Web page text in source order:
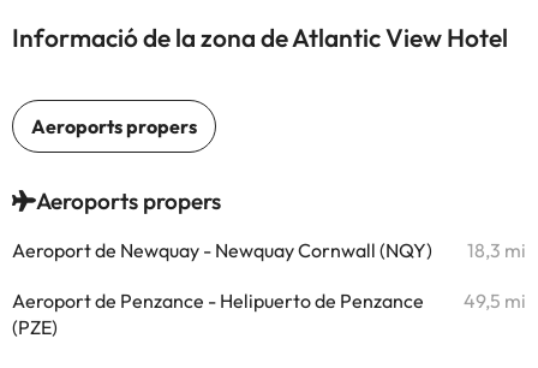
Informació de la zona de Atlantic View Hotel
Aeroports propers
Aeroport de Newquay - Newquay Cornwall (NQY) 18,3 mi
Aeroport de Penzance - Helipuerto de Penzance
(PZE)
49,5 mi